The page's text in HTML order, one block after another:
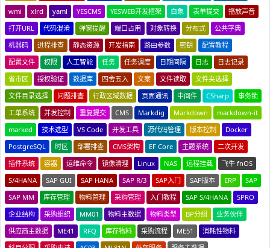
wmi
xlrd yaml YESCMS YESWEB开发框架 白象 表单提交
播放声音
打开URL
代码混淆 弹窗提醒 端口占用 对象转换 分布式
公共字典
机器码
进程排查 静态资源 开发指南 路由参数 密钥
配置教程
配置文件
权限 人工智能 任务 任务调度 日期间隔 日志
日志记录
省市区
授权验证 数据库 四舍五入 文案 文件读取
文件夹选择
文件目录选择
问题排查 行政区域数据 页面通讯 中间件 CSharp
事务锁
工单系统
并发控制 重复提交 CMS Markdig Markdown
markdown-it
marked
技术选型 VS Code 开发工具 源代码管理 版本控制
Docker
PostgreSQL
时区 部署排查 CMS架构 EF Core 主题系统
二次开发
插件系统
容器 运维命令 镜像清理 Linux NAS 远程挂载
飞牛 fnOS
S/4HANA
SAP GUI SAP HANA SAP R/3 SAP入门 SAP版本 ERP
SAP
SAP MM
库存管理 物料管理 采购管理 入门教程 SAP S/4HANA
SPRO
企业结构
采购组织 MM01 物料主数据 物料类型 BP分组
业务伙伴
供应商主数据
ME41 RFQ 库存物料 采购流程 ME51
消耗性物料